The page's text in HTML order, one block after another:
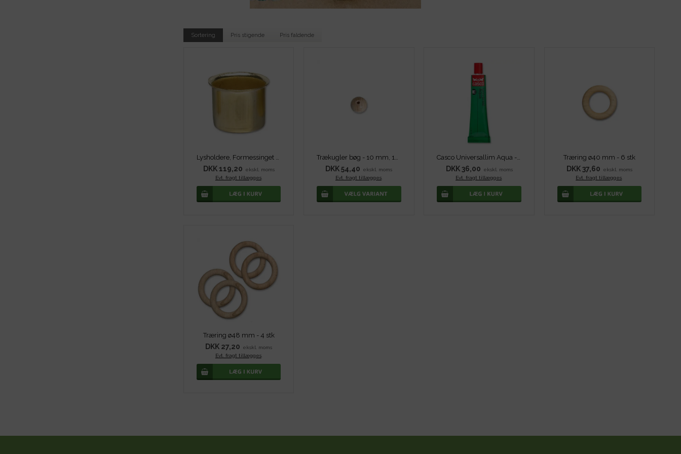
Sortering Pris stigende Pris faldende
Lysholdere, Formessinget - Â¯21 mm
DKK 119,20
ekskl. moms
Evt. fragt tillægges.
Trækugler bøg - 10 mm, 100 stk
DKK 54,40
ekskl. moms
Evt. fragt tillægges.
Casco Universallim Aqua - 40 ml
DKK 36,00
ekskl. moms
Evt. fragt tillægges
Træring ø40 mm - 6 stk
DKK 37,60
ekskl. moms
Evt. fragt tillægges
Træring ø48 mm - 4 stk
DKK 27,20
ekskl. moms
Evt. fragt tillægges.